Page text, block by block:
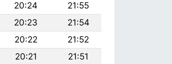
20:24
21:55
20:23
21:54
20:22
21:52
20:21
21:51